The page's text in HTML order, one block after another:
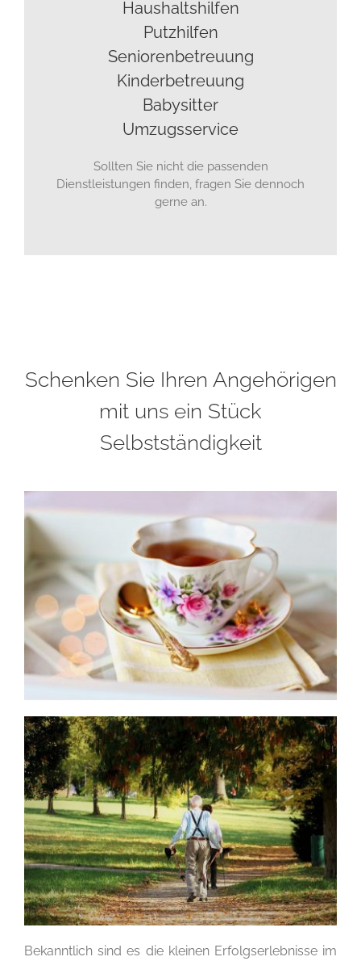
Haushaltshilfen
Putzhilfen
Seniorenbetreuung
Kinderbetreuung
Babysitter
Umzugsservice
Sollten Sie nicht die passenden
Dienstleistungen finden, fragen Sie dennoch
gerne an.
Schenken Sie Ihren Angehörigen
mit uns ein Stück
Selbstständigkeit
Bekanntlich sind es die kleinen Erfolgserlebnisse im